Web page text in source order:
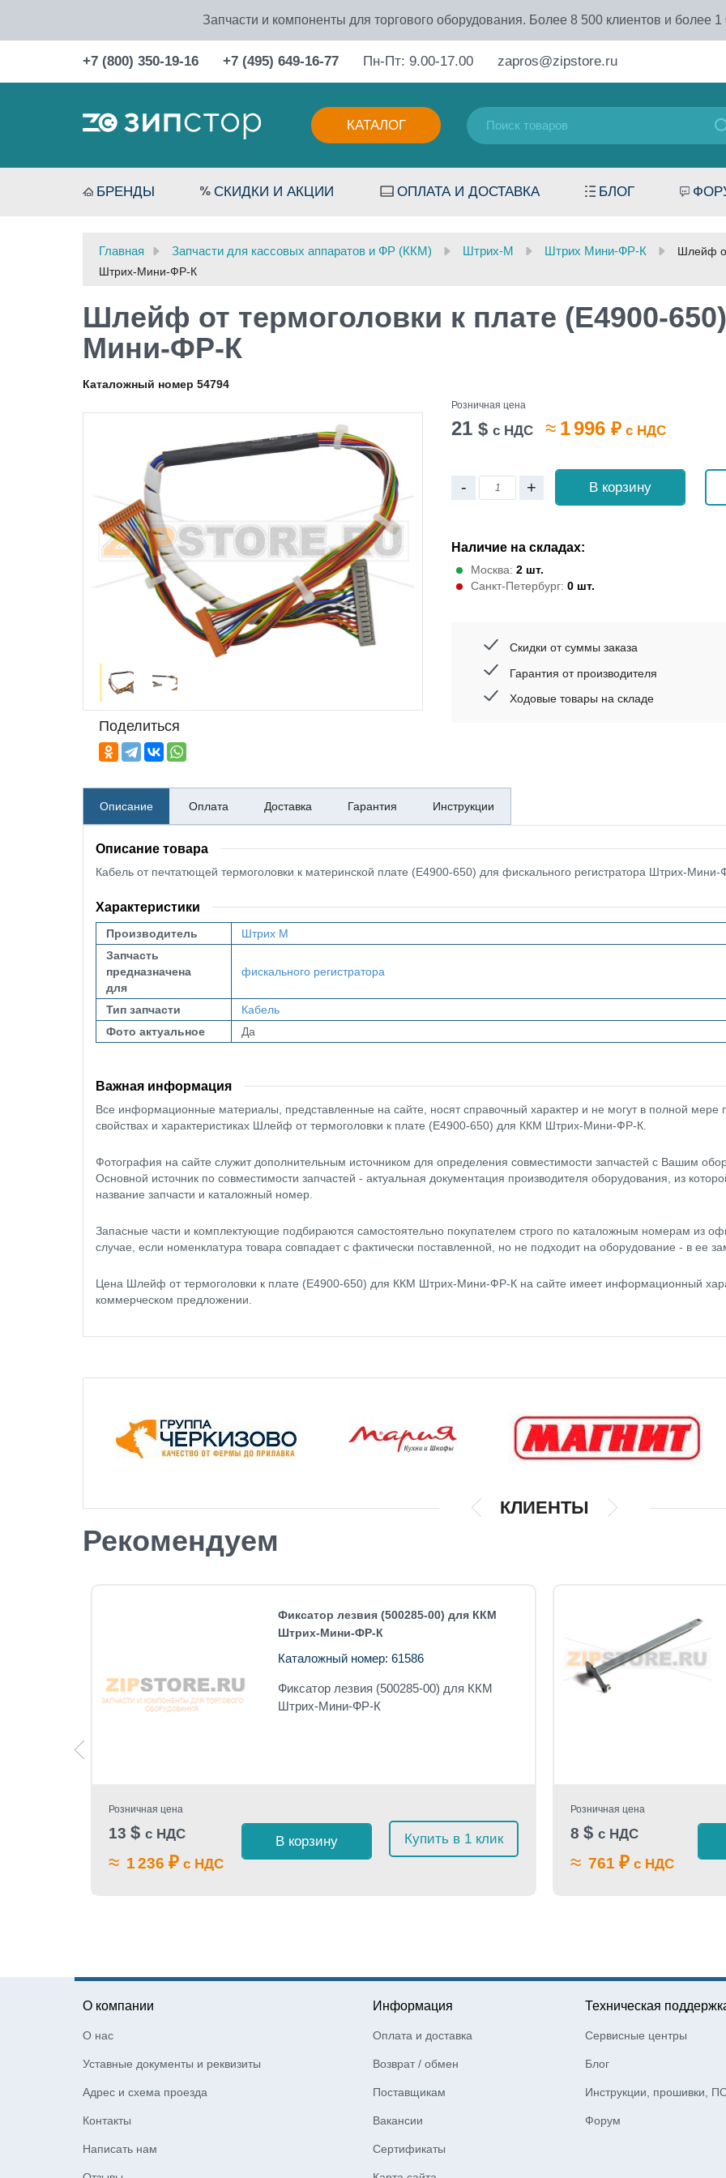
Запчасти и компоненты для торгового оборудования. Более 8 500 клиентов и более
+7 (800) 350-19-16 +7 (495) 649-16-77 Пн-Пт: 9.00-17.00 zapros@zipstore.ru
КАТАЛОГ
БРЕНДЫ СКИДКИ И АКЦИИ ОПЛАТА И ДОСТАВКА БЛОГ
Главная Запчасти для кассовых аппаратов и ФР (ККМ) Штрих-М Штрих Мини-ФР-К
Шлейф
Штрих-Мини-ФР-К
Шлейф от термоголовки к плате (Е4900-
Мини-ФР-К
Каталожный номер 54794
Поделиться
Розничная цена
21 $ с НДС ≈ 1 996 ₽ с НДС
- + В корзину
Наличие на складах:
Москва: 2 шт.
Санкт-Петербург: 0 шт.
Скидки от суммы заказа
Гарантия от производителя
Ходовые товары на складе
Описание Оплата Доставка Гарантия Инструкции
Описание товара
Кабель от печтатющей термоголовки к материнской плате (Е4900-650) для фискального регистратора Штрих-
Характеристики
Производитель
Штрих М
Запчасть
предназначена
для
фискального регистратора
Тип запчасти
Кабель
Фото актуальное
Да
Важная информация
Все информационные материалы, представленные на сайте, носят справочный характер и не могут в полной
свойствах и характеристиках Шлейф от термоголовки к плате (Е4900-650) для ККМ Штрих-Мини-ФР-К.
Фотография на сайте служит дополнительным источником для определения совместимости запчастей с Вашим
Основной источник по совместимости запчастей - актуальная документация производителя оборудования, из
название запчасти и каталожный номер.
Запасные части и комплектующие подбираются самостоятельно покупателем строго по каталожным номерам из
случае, если номенклатура товара совпадает с фактически поставленной, но не подходит на оборудование - в ее
Цена Шлейф от термоголовки к плате (Е4900-650) для ККМ Штрих-Мини-ФР-К на сайте имеет информационный
коммерческом предложении.
КЛИЕНТЫ
Рекомендуем
Фиксатор лезвия (500285-00) для ККМ
Штрих-Мини-ФР-К
Каталожный номер: 61586
Фиксатор лезвия (500285-00) для ККМ
Штрих-Мини-ФР-К
Розничная цена
13 $ с НДС
≈ 1 236 ₽ с НДС
В корзину Купить в 1 клик
Розничная цена
8 $ с НДС
≈ 761 ₽ с НДС
О компании
О нас
Уставные документы и реквизиты
Адрес и схема проезда
Контакты
Написать нам
Информация
Оплата и доставка
Возврат / обмен
Поставщикам
Вакансии
Сертификаты
Техническая
Сервисные центры
Блог
Инструкции, прошивки,
Форум